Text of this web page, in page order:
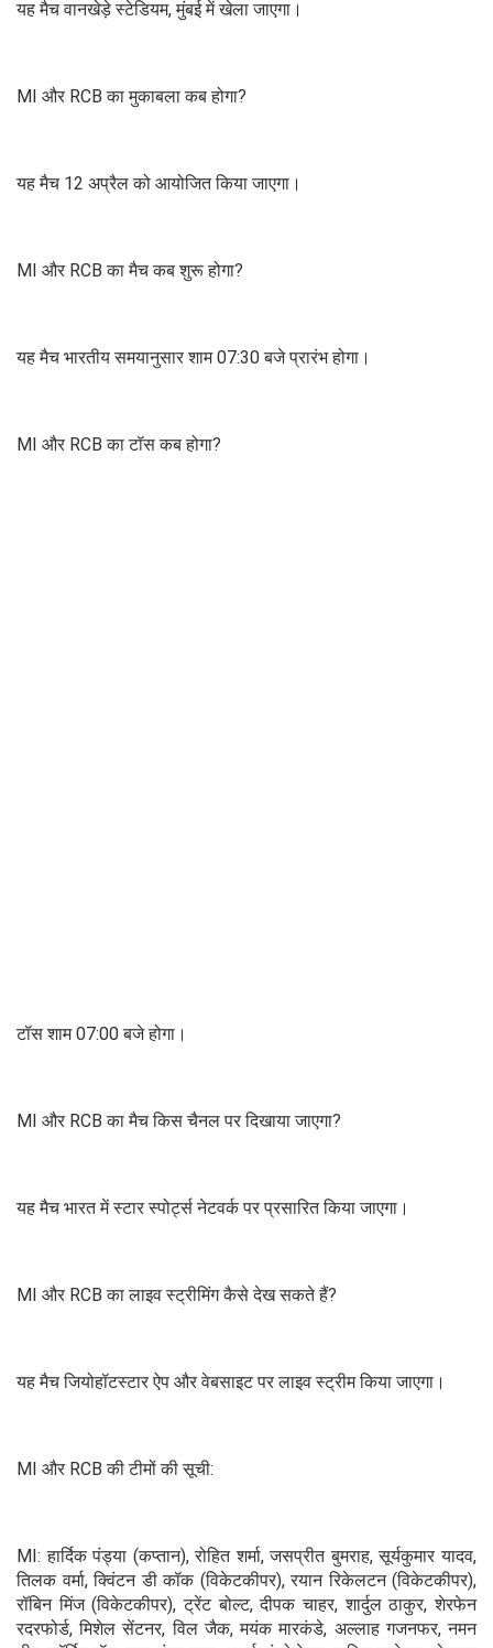
यह मैच वानखेड़े स्टेडियम, मुंबई में खेला जाएगा।
MI और RCB का मुकाबला कब होगा?
यह मैच 12 अप्रैल को आयोजित किया जाएगा।
MI और RCB का मैच कब शुरू होगा?
यह मैच भारतीय समयानुसार शाम 07:30 बजे प्रारंभ होगा।
MI और RCB का टॉस कब होगा?
टॉस शाम 07:00 बजे होगा।
MI और RCB का मैच किस चैनल पर दिखाया जाएगा?
यह मैच भारत में स्टार स्पोर्ट्स नेटवर्क पर प्रसारित किया जाएगा।
MI और RCB का लाइव स्ट्रीमिंग कैसे देख सकते हैं?
यह मैच जियोहॉटस्टार ऐप और वेबसाइट पर लाइव स्ट्रीम किया जाएगा।
MI और RCB की टीमों की सूची:
MI: हार्दिक पंड्या (कप्तान), रोहित शर्मा, जसप्रीत बुमराह, सूर्यकुमार यादव,
तिलक वर्मा, क्विंटन डी कॉक (विकेटकीपर), रयान रिकेलटन (विकेटकीपर),
रॉबिन मिंज (विकेटकीपर), ट्रेंट बोल्ट, दीपक चाहर, शार्दुल ठाकुर, शेरफेन
रदरफोर्ड, मिशेल सेंटनर, विल जैक, मयंक मारकंडे, अल्लाह गजनफर, नमन